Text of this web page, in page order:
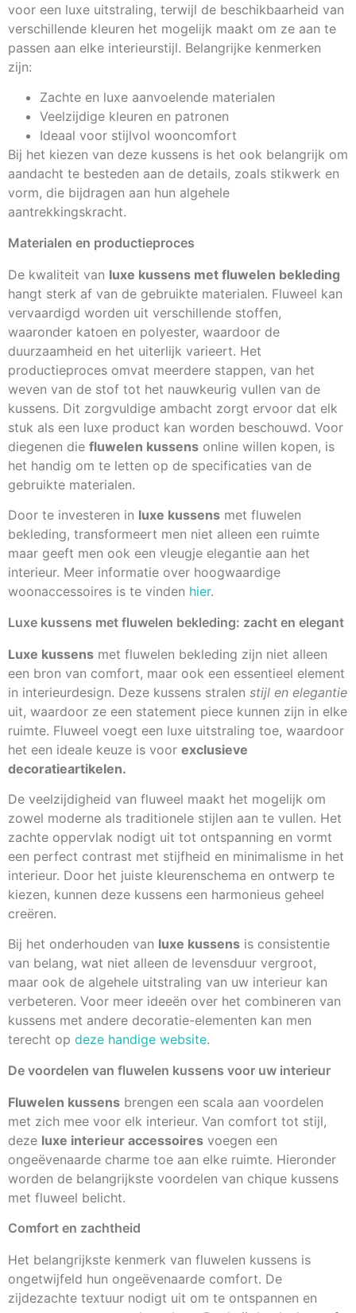
voor een luxe uitstraling, terwijl de beschikbaarheid van
verschillende kleuren het mogelijk maakt om ze aan te
passen aan elke interieurstijl. Belangrijke kenmerken
zijn:
Zachte en luxe aanvoelende materialen
Veelzijdige kleuren en patronen
Ideaal voor stijlvol wooncomfort
Bij het kiezen van deze kussens is het ook belangrijk om
aandacht te besteden aan de details, zoals stikwerk en
vorm, die bijdragen aan hun algehele
aantrekkingskracht.
Materialen en productieproces
De kwaliteit van luxe kussens met fluwelen bekleding
hangt sterk af van de gebruikte materialen. Fluweel kan
vervaardigd worden uit verschillende stoffen,
waaronder katoen en polyester, waardoor de
duurzaamheid en het uiterlijk varieert. Het
productieproces omvat meerdere stappen, van het
weven van de stof tot het nauwkeurig vullen van de
kussens. Dit zorgvuldige ambacht zorgt ervoor dat elk
stuk als een luxe product kan worden beschouwd. Voor
diegenen die fluwelen kussens online willen kopen, is
het handig om te letten op de specificaties van de
gebruikte materialen.
Door te investeren in luxe kussens met fluwelen
bekleding, transformeert men niet alleen een ruimte
maar geeft men ook een vleugje elegantie aan het
interieur. Meer informatie over hoogwaardige
woonaccessoires is te vinden hier.
Luxe kussens met fluwelen bekleding: zacht en elegant
Luxe kussens met fluwelen bekleding zijn niet alleen
een bron van comfort, maar ook een essentieel element
in interieurdesign. Deze kussens stralen stijl en elegantie
uit, waardoor ze een statement piece kunnen zijn in elke
ruimte. Fluweel voegt een luxe uitstraling toe, waardoor
het een ideale keuze is voor exclusieve
decoratieartikelen.
De veelzijdigheid van fluweel maakt het mogelijk om
zowel moderne als traditionele stijlen aan te vullen. Het
zachte oppervlak nodigt uit tot ontspanning en vormt
een perfect contrast met stijfheid en minimalisme in het
interieur. Door het juiste kleurenschema en ontwerp te
kiezen, kunnen deze kussens een harmonieus geheel
creëren.
Bij het onderhouden van luxe kussens is consistentie
van belang, wat niet alleen de levensduur vergroot,
maar ook de algehele uitstraling van uw interieur kan
verbeteren. Voor meer ideeën over het combineren van
kussens met andere decoratie-elementen kan men
terecht op deze handige website.
De voordelen van fluwelen kussens voor uw interieur
Fluwelen kussens brengen een scala aan voordelen
met zich mee voor elk interieur. Van comfort tot stijl,
deze luxe interieur accessoires voegen een
ongeëvenaarde charme toe aan elke ruimte. Hieronder
worden de belangrijkste voordelen van chique kussens
met fluweel belicht.
Comfort en zachtheid
Het belangrijkste kenmerk van fluwelen kussens is
ongetwijfeld hun ongeëvenaarde comfort. De
zijdezachte textuur nodigt uit om te ontspannen en